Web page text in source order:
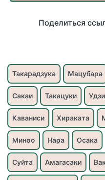
Поделиться
Такарадзука Мацубара
Сакаи Такацуки Удзи
Каваниси Хираката
Миноо Нара Осака
Суйта Амагасаки